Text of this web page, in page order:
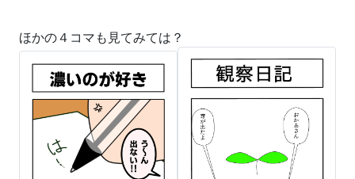
ほかの４コマも見てみては？